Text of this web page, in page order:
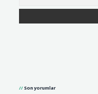
Son yorumlar